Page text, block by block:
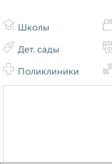
Школы
Дет. сады
Поликлиники